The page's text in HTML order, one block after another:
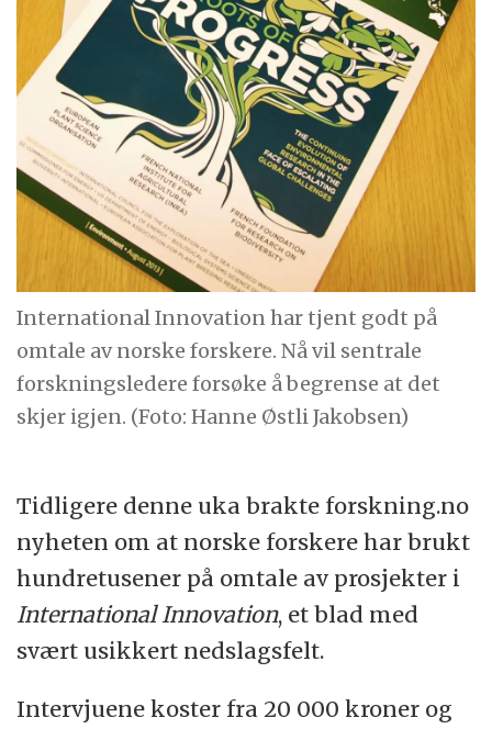
International Innovation har tjent godt på
omtale av norske forskere. Nå vil sentrale
forskningsledere forsøke å begrense at det
skjer igjen. (Foto: Hanne Østli Jakobsen)
Tidligere denne uka brakte forskning.no
nyheten om at norske forskere har brukt
hundretusener på omtale av prosjekter i
International Innovation, et blad med
svært usikkert nedslagsfelt.
Intervjuene koster fra 20 000 kroner og